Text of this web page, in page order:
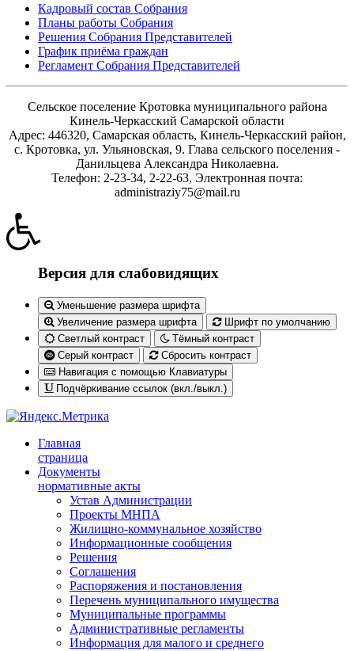
Кадровый состав Собрания
Планы работы Собрания
Решения Собрания Представителей
График приёма граждан
Регламент Собрания Представителей
Сельское поселение Кротовка муниципального района
Кинель-Черкасский Самарской области
Адрес: 446320, Самарская область, Кинель-Черкасский район,
с. Кротовка, ул. Ульяновская, 9. Глава сельского поселения -
Данильцева Александра Николаевна.
Телефон: 2-23-34, 2-22-63, Электронная почта:
administraziy75@mail.ru
Версия для слабовидящих
Уменьшение размера шрифта
Увеличение размера шрифта
Шрифт по умолчанию
Светлый контраст
Тёмный контраст
Серый контраст
Сбросить контраст
Навигация с помощью Клавиатуры
Подчёркивание ссылок (вкл./выкл.)
Главная
страница
Документы
нормативные акты
Устав Администрации
Проекты МНПА
Жилищно-коммунальное хозяйство
Информационные сообщения
Решения
Соглашения
Распоряжения и постановления
Перечень муниципального имущества
Муниципальные программы
Административные регламенты
Информация для малого и среднего